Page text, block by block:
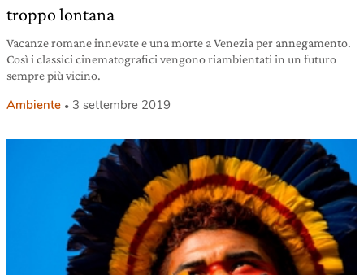
troppo lontana
Vacanze romane innevate e una morte a Venezia per annegamento.
Così i classici cinematografici vengono riambientati in un futuro
sempre più vicino.
Ambiente 3 settembre 2019